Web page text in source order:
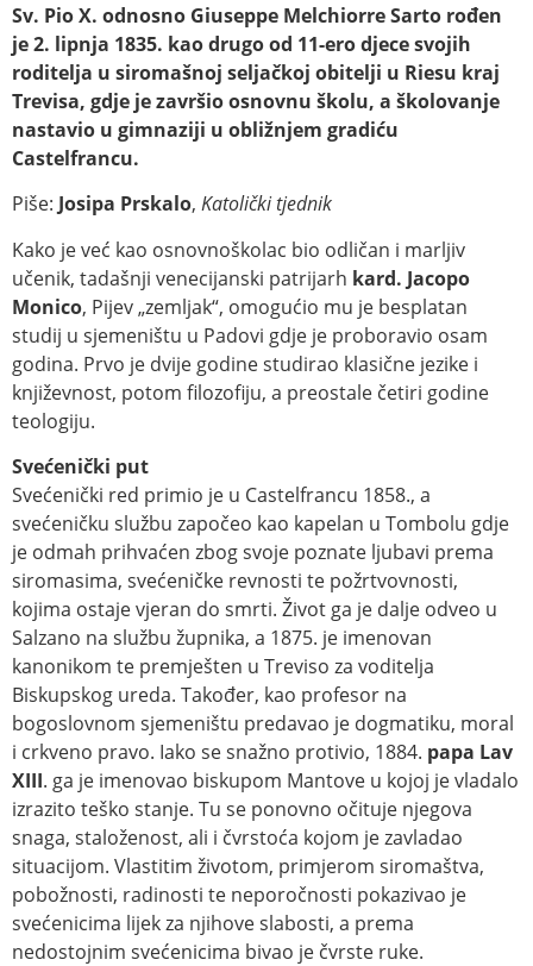
Sv. Pio X. odnosno Giuseppe Melchiorre Sarto rođen
je 2. lipnja 1835. kao drugo od 11-ero djece svojih
roditelja u siromašnoj seljačkoj obitelji u Riesu kraj
Trevisa, gdje je završio osnovnu školu, a školovanje
nastavio u gimnaziji u obližnjem gradiću
Castelfrancu.
Piše: Josipa Prskalo, Katolički tjednik
Kako je već kao osnovnoškolac bio odličan i marljiv
učenik, tadašnji venecijanski patrijarh kard. Jacopo
Monico, Pijev „zemljak“, omogućio mu je besplatan
studij u sjemeništu u Padovi gdje je proboravio osam
godina. Prvo je dvije godine studirao klasične jezike i
književnost, potom filozofiju, a preostale četiri godine
teologiju.
Svećenički put
Svećenički red primio je u Castelfrancu 1858., a
svećeničku službu započeo kao kapelan u Tombolu gdje
je odmah prihvaćen zbog svoje poznate ljubavi prema
siromasima, svećeničke revnosti te požrtvovnosti,
kojima ostaje vjeran do smrti. Život ga je dalje odveo u
Salzano na službu župnika, a 1875. je imenovan
kanonikom te premješten u Treviso za voditelja
Biskupskog ureda. Također, kao profesor na
bogoslovnom sjemeništu predavao je dogmatiku, moral
i crkveno pravo. Iako se snažno protivio, 1884. papa Lav
XIII. ga je imenovao biskupom Mantove u kojoj je vladalo
izrazito teško stanje. Tu se ponovno očituje njegova
snaga, staloženost, ali i čvrstoća kojom je zavladao
situacijom. Vlastitim životom, primjerom siromaštva,
pobožnosti, radinosti te neporočnosti pokazivao je
svećenicima lijek za njihove slabosti, a prema
nedostojnim svećenicima bivao je čvrste ruke.